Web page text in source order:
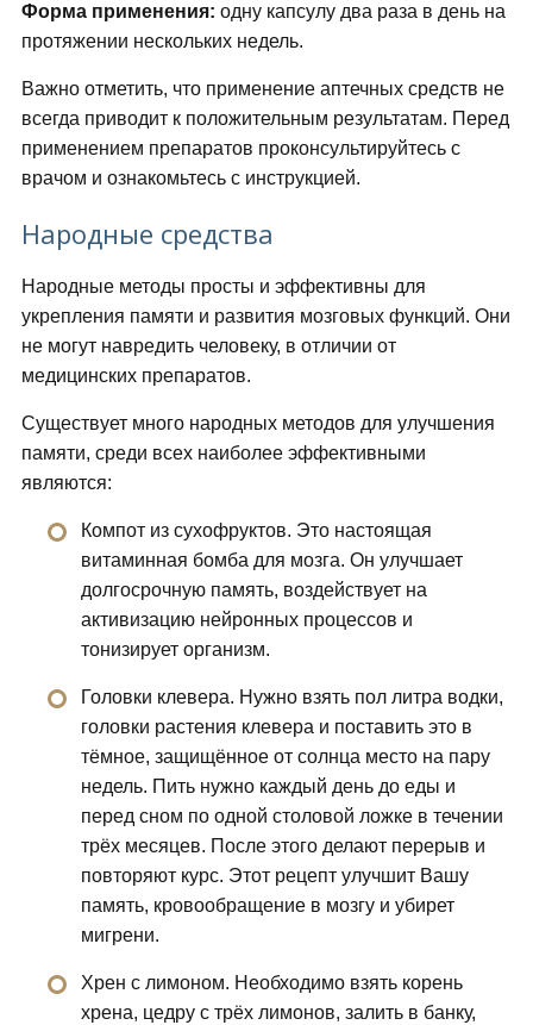
Форма применения: одну капсулу два раза в день на
протяжении нескольких недель.
Важно отметить, что применение аптечных средств не
всегда приводит к положительным результатам. Перед
применением препаратов проконсультируйтесь с
врачом и ознакомьтесь с инструкцией.
Народные средства
Народные методы просты и эффективны для
укрепления памяти и развития мозговых функций. Они
не могут навредить человеку, в отличии от
медицинских препаратов.
Существует много народных методов для улучшения
памяти, среди всех наиболее эффективными
являются:
Компот из сухофруктов. Это настоящая
витаминная бомба для мозга. Он улучшает
долгосрочную память, воздействует на
активизацию нейронных процессов и
тонизирует организм.
Головки клевера. Нужно взять пол литра водки,
головки растения клевера и поставить это в
тёмное, защищённое от солнца место на пару
недель. Пить нужно каждый день до еды и
перед сном по одной столовой ложке в течении
трёх месяцев. После этого делают перерыв и
повторяют курс. Этот рецепт улучшит Вашу
память, кровообращение в мозгу и убирет
мигрени.
Хрен с лимоном. Необходимо взять корень
хрена, цедру с трёх лимонов, залить в банку,